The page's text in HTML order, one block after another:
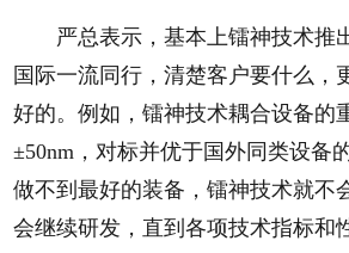
严总表示，基本上镭神技术推
国际一流同行，清楚客户要什么，
好的。例如，镭神技术耦合设备的
±50nm，对标并优于国外同类设备
做不到最好的装备，镭神技术就不
会继续研发，直到各项技术指标和